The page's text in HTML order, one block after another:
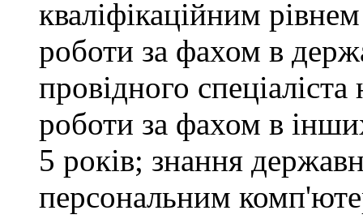
кваліфікаційним
роботи за фахом в
провідного
роботи за фахом в
5 років; знання
персональним